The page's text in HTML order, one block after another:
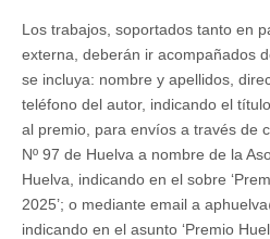
Los trabajos, soportados tanto en
externa, deberán ir acompañados
se incluya: nombre y apellidos,
teléfono del autor, indicando el
al premio, para envíos a través de
Nº 97 de Huelva a nombre de la
Huelva, indicando en el sobre
2025’; o mediante email a
indicando en el asunto ‘Premio